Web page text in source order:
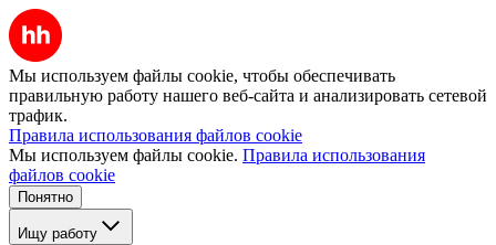
Мы используем файлы cookie, чтобы обеспечивать
правильную работу нашего веб-сайта и анализировать сетевой
трафик.
Правила использования файлов cookie
Мы используем файлы cookie. Правила использования
файлов cookie
Понятно
Ищу работу